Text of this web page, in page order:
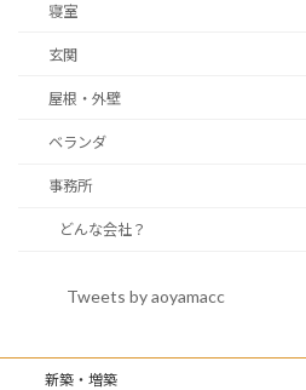
寝室
玄関
屋根・外壁
ベランダ
事務所
どんな会社？
Tweets by aoyamacc
新築・増築